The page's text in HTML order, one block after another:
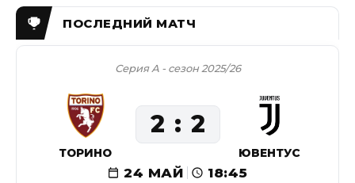
Серия А - сезон 2025/26
24 МАЙ 18:45
ТОРИНО
2 2
ЮВЕНТУС